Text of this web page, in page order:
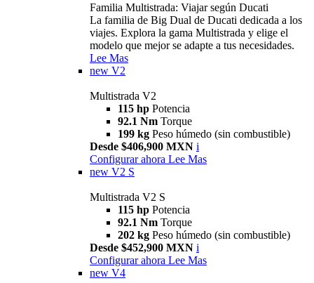
Familia Multistrada: Viajar según Ducati
La familia de Big Dual de Ducati dedicada a los
viajes. Explora la gama Multistrada y elige el
modelo que mejor se adapte a tus necesidades.
Lee Mas
new V2
Multistrada V2
115 hp Potencia
92.1 Nm Torque
199 kg Peso húmedo (sin combustible)
Desde $406,900 MXN i
Configurar ahora Lee Mas
new V2 S
Multistrada V2 S
115 hp Potencia
92.1 Nm Torque
202 kg Peso húmedo (sin combustible)
Desde $452,900 MXN i
Configurar ahora Lee Mas
new V4